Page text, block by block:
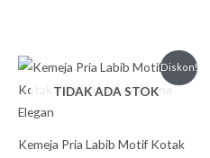
Diskon!
TIDAK ADA STOK
Kemeja Pria Labib Motif Kotak
Harga
aslinya
adalah:
Harga
saat
ini